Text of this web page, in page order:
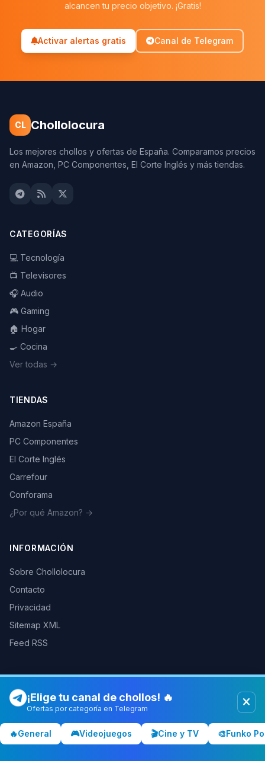
alcancen tu precio objetivo. ¡Gratis!
Activar alertas gratis Canal de Telegram
CL Chollolocura
Los mejores chollos y ofertas de España. Comparamos precios
en Amazon, PC Componentes, El Corte Inglés y más tiendas.
CATEGORÍAS
💻 Tecnología
📺 Televisores
🎧 Audio
🎮 Gaming
🏠 Hogar
🍳 Cocina
Ver todas →
TIENDAS
Amazon España
PC Componentes
El Corte Inglés
Carrefour
Conforama
¿Por qué Amazon? →
INFORMACIÓN
Sobre Chollolocura
Contacto
Privacidad
Sitemap XML
Feed RSS
© 2026 Chollolocura. Todos los derechos reservados.
Como afiliados de Amazon, PC Componentes y otras tiendas
podemos ganar comisiones por las compras realizadas a través de
nuestros enlaces. Más info
¡Elige tu canal de chollos! 🔥
Ofertas por categoría en Telegram
🔥General 🎮Videojuegos 🎬Cine y TV 🎨Funko